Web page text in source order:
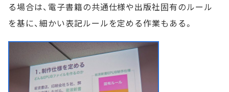
る場合は、電子書籍の共通仕様や出版社固有のルール
を基に、細かい表記ルールを定める作業もある。